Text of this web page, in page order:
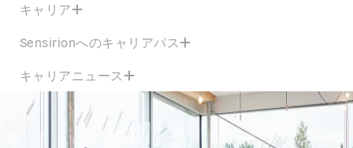
キャリア
Sensirionへのキャリアパス
キャリアニュース